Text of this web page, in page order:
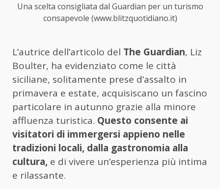
Una scelta consigliata dal Guardian per un turismo
consapevole (www.blitzquotidiano.it)
L’autrice dell’articolo del The Guardian, Liz
Boulter, ha evidenziato come le città
siciliane, solitamente prese d’assalto in
primavera e estate, acquisiscano un fascino
particolare in autunno grazie alla minore
affluenza turistica. Questo consente ai
visitatori di immergersi appieno nelle
tradizioni locali, dalla gastronomia alla
cultura, e di vivere un’esperienza più intima
e rilassante.